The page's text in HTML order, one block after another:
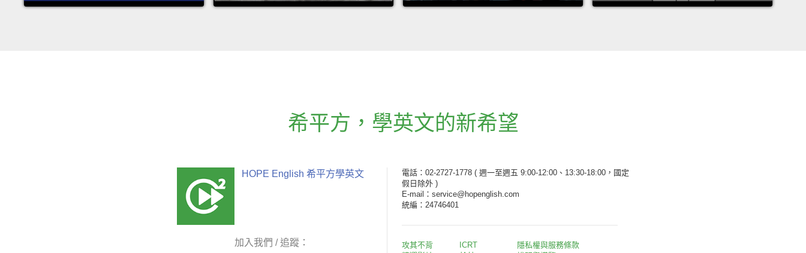
希平方 ， 學英文的新希望
HOPE English 希平方學英文
加入我們 / 追蹤：
電話：02-2727-1778 ( 週一至週五 9:00-12:00、13:30-18:00，國定
假日除外 )
E-mail：service@hopenglish.com
統編：24746401
攻其不背
ICRT
隱私權與服務條款